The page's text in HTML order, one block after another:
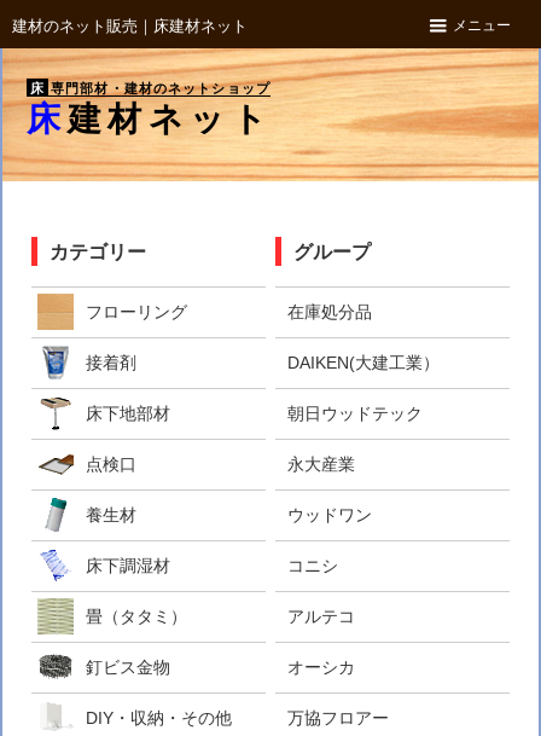
建材のネット販売｜床建材ネット メニュー
床 専門部材・建材のネットショップ
床建材ネット
カテゴリー
フローリング
接着剤
床下地部材
点検口
養生材
床下調湿材
畳（タタミ）
釘ビス金物
DIY・収納・その他
グループ
在庫処分品
DAIKEN(大建工業）
朝日ウッドテック
永大産業
ウッドワン
コニシ
アルテコ
オーシカ
万協フロアー